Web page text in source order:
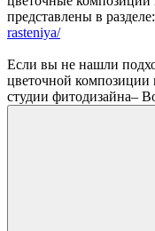
представлены в разделе:
rasteniya/
Если вы не нашли
цветочной композиции
студии фитодизайна–